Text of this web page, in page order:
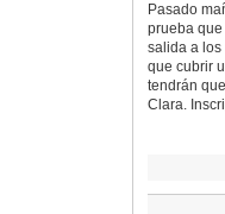
Pasado
prueba que
salida a los
que cubrir
tendrán
Clara.